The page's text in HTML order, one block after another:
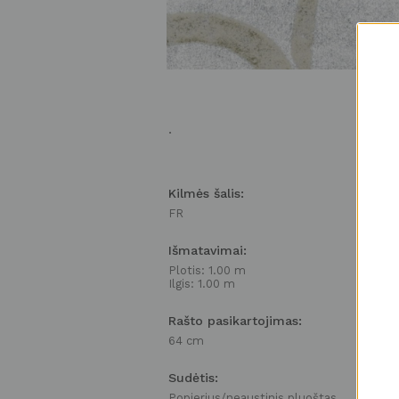
.
Kilmės šalis:
FR
Išmatavimai:
Plotis: 1.00 m
Ilgis: 1.00 m
Rašto pasikartojimas:
64 cm
Sudėtis: